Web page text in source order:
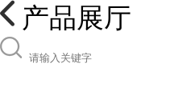
产品展厅